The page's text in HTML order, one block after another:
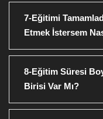
7-Eğitimi
Etmek İstersem
8-Eğitim Süresi
Birisi Var Mı?